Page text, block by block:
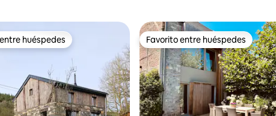
huéspedes
huéspedes Favorito entre huéspedes
Favorito entre huéspedes